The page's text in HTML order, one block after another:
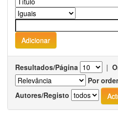
Resultados/Página |
Por
Autores/Registo